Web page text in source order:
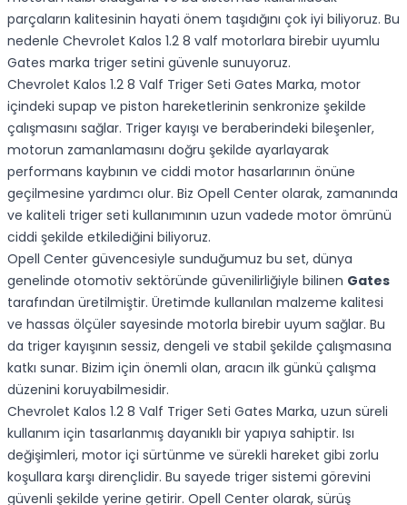
parçaların kalitesinin hayati önem taşıdığını çok iyi biliyoruz. Bu
nedenle Chevrolet Kalos 1.2 8 valf motorlara birebir uyumlu
Gates marka triger setini güvenle sunuyoruz.
Chevrolet Kalos 1.2 8 Valf Triger Seti Gates Marka, motor
içindeki supap ve piston hareketlerinin senkronize şekilde
çalışmasını sağlar. Triger kayışı ve beraberindeki bileşenler,
motorun zamanlamasını doğru şekilde ayarlayarak
performans kaybının ve ciddi motor hasarlarının önüne
geçilmesine yardımcı olur. Biz Opell Center olarak, zamanında
ve kaliteli triger seti kullanımının uzun vadede motor ömrünü
ciddi şekilde etkilediğini biliyoruz.
Opell Center güvencesiyle sunduğumuz bu set, dünya
genelinde otomotiv sektöründe güvenilirliğiyle bilinen Gates
tarafından üretilmiştir. Üretimde kullanılan malzeme kalitesi
ve hassas ölçüler sayesinde motorla birebir uyum sağlar. Bu
da triger kayışının sessiz, dengeli ve stabil şekilde çalışmasına
katkı sunar. Bizim için önemli olan, aracın ilk günkü çalışma
düzenini koruyabilmesidir.
Chevrolet Kalos 1.2 8 Valf Triger Seti Gates Marka, uzun süreli
kullanım için tasarlanmış dayanıklı bir yapıya sahiptir. Isı
değişimleri, motor içi sürtünme ve sürekli hareket gibi zorlu
koşullara karşı dirençlidir. Bu sayede triger sistemi görevini
güvenli şekilde yerine getirir. Opell Center olarak, sürüş